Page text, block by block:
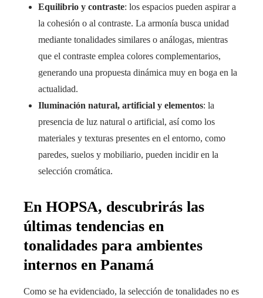
Equilibrio y contraste: los espacios pueden aspirar a
la cohesión o al contraste. La armonía busca unidad
mediante tonalidades similares o análogas, mientras
que el contraste emplea colores complementarios,
generando una propuesta dinámica muy en boga en la
actualidad.
Iluminación natural, artificial y elementos: la
presencia de luz natural o artificial, así como los
materiales y texturas presentes en el entorno, como
paredes, suelos y mobiliario, pueden incidir en la
selección cromática.
En HOPSA, descubrirás las
últimas tendencias en
tonalidades para ambientes
internos en Panamá
Como se ha evidenciado, la selección de tonalidades no es